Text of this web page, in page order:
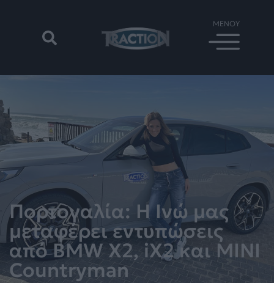
Πορτογαλία: Η Ινώ μας
μεταφέρει εντυπώσεις
από BMW X2, iX2 και MINI
Countryman